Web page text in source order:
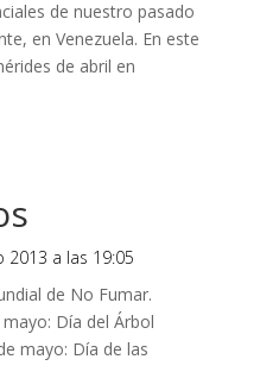
de nuestro pasado
en Venezuela. En este
de abril en
2013 a las 19:05
de No Fumar.
Día del Árbol
mayo: Día de las